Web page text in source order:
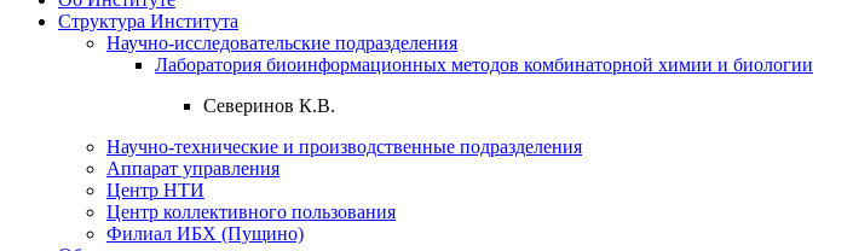
Структура Института
Научно-исследовательские подразделения
Лаборатория биоинформационных методов комбинаторной химии и биологии
Северинов К.В.
Научно-технические и производственные подразделения
Аппарат управления
Центр НТИ
Центр коллективного пользования
Филиал ИБХ (Пущино)